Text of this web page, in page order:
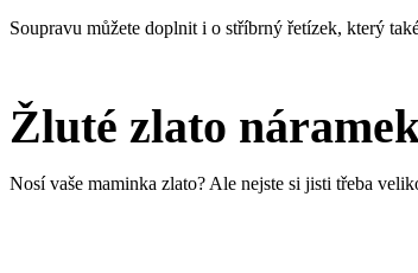
Soupravu můžete doplnit i o stříbrný řetízek, který
Žluté zlato
Nosí vaše maminka zlato? Ale nejste si jisti třeba